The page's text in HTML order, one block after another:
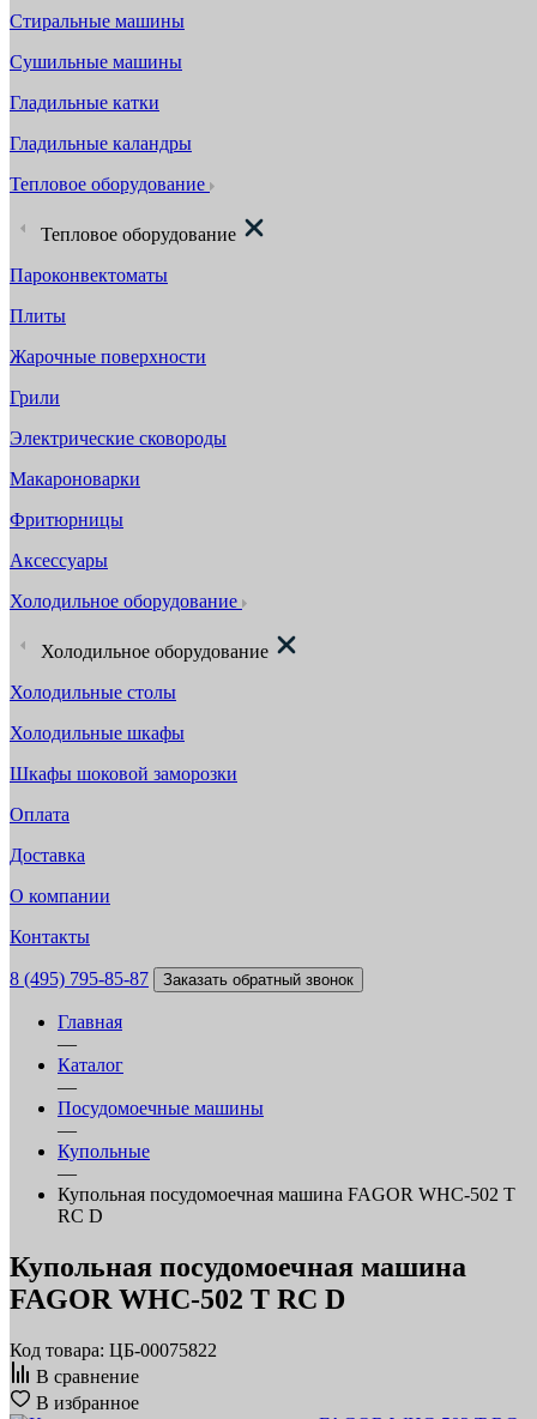
Стиральные машины
Сушильные машины
Гладильные катки
Гладильные каландры
Тепловое оборудование
Тепловое оборудование
Пароконвектоматы
Плиты
Жарочные поверхности
Грили
Электрические сковороды
Макароноварки
Фритюрницы
Аксессуары
Холодильное оборудование
Холодильное оборудование
Холодильные столы
Холодильные шкафы
Шкафы шоковой заморозки
Оплата
Доставка
О компании
Контакты
8 (495) 795-85-87 Заказать обратный звонок
Главная
—
Каталог
—
Посудомоечные машины
—
Купольные
—
Купольная посудомоечная машина FAGOR WHC-502 T
RC D
Купольная посудомоечная машина
FAGOR WHC-502 T RC D
Код товара: ЦБ-00075822
В сравнение
В избранное